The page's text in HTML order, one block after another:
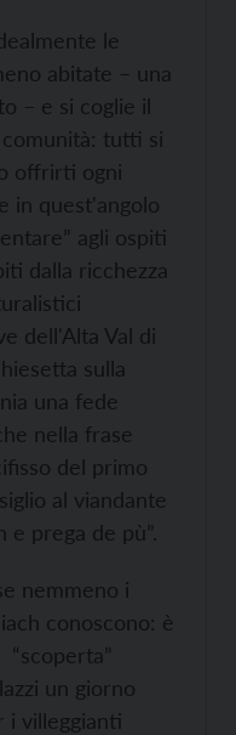
le
abitate – una
– e si coglie il
tutti si
offrirti ogni
in quest'angolo
agli ospiti
dalla ricchezza
dell'Alta Val di
sulla
una fede
nella frase
del primo
al viandante
e prega de pù”.
nemmeno i
conoscono: è
un giorno
i villeggianti